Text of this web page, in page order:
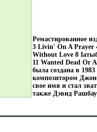
Ремастированное
3 Livin' On A Prayer
Without Love 8
11 Wanted Dead Or
была создана в
композитором
свое имя и стал
также Дэвид